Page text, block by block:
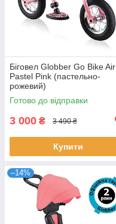
Біговел Globber Go Bike Air
Pastel Pink (пастельно-
рожевий)
Готово до відправки
3 000 ₴ 3 490 ₴
Купити
–14%